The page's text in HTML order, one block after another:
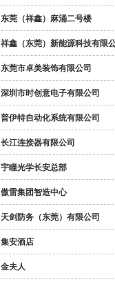
东莞（祥鑫）麻涌二号楼
祥鑫（东莞）新能源科技有限
东莞市卓美装饰有限公司
深圳市时创意电子有限公司
普伊特自动化系统有限公司
长江连接器有限公司
宇瞳光学长安总部
傲雷集团智造中心
天剑防务（东莞）有限公司
集安酒店
金夫人